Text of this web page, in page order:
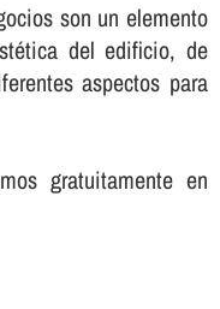
son un elemento
del edificio, de
aspectos para
gratuitamente en